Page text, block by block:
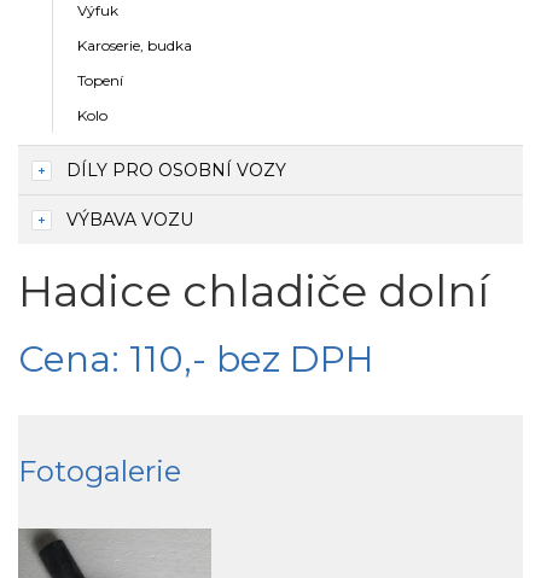
Výfuk
Karoserie, budka
Topení
Kolo
DÍLY PRO OSOBNÍ VOZY
VÝBAVA VOZU
Hadice chladiče dolní
Cena: 110,- bez DPH
Fotogalerie